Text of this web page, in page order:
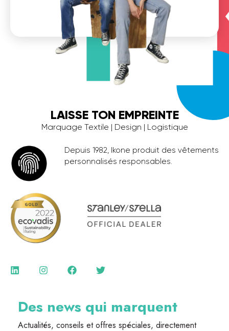
LAISSE TON EMPREINTE
Marquage Textile | Design | Logistique
Depuis 1982, Ikone produit des vêtements
personnalisés responsables.
Des news qui marquent
Actualités, conseils et offres spéciales, directement